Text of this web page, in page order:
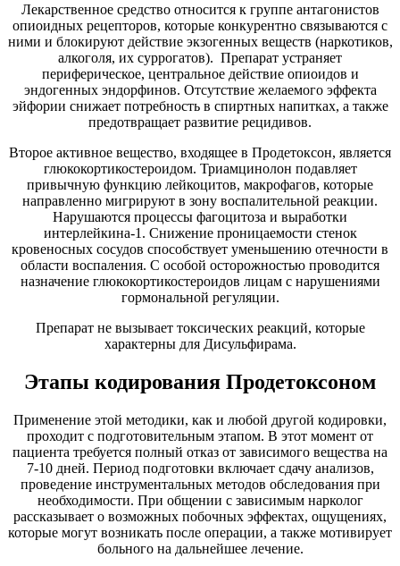
Лекарственное средство относится к группе антагонистов
опиоидных рецепторов, которые конкурентно связываются с
ними и блокируют действие экзогенных веществ (наркотиков,
алкоголя, их суррогатов). Препарат устраняет
периферическое, центральное действие опиоидов и
эндогенных эндорфинов. Отсутствие желаемого эффекта
эйфории снижает потребность в спиртных напитках, а также
предотвращает развитие рецидивов.
Второе активное вещество, входящее в Продетоксон, является
глюкокортикостероидом. Триамцинолон подавляет
привычную функцию лейкоцитов, макрофагов, которые
направленно мигрируют в зону воспалительной реакции.
Нарушаются процессы фагоцитоза и выработки
интерлейкина-1. Снижение проницаемости стенок
кровеносных сосудов способствует уменьшению отечности в
области воспаления. С особой осторожностью проводится
назначение глюкокортикостероидов лицам с нарушениями
гормональной регуляции.
Препарат не вызывает токсических реакций, которые
характерны для Дисульфирама.
Этапы кодирования Продетоксоном
Применение этой методики, как и любой другой кодировки,
проходит с подготовительным этапом. В этот момент от
пациента требуется полный отказ от зависимого вещества на
7-10 дней. Период подготовки включает сдачу анализов,
проведение инструментальных методов обследования при
необходимости. При общении с зависимым нарколог
рассказывает о возможных побочных эффектах, ощущениях,
которые могут возникать после операции, а также мотивирует
больного на дальнейшее лечение.